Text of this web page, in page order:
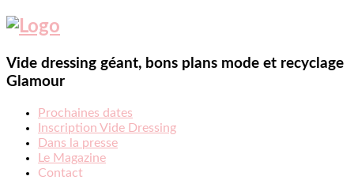
Vide dressing géant, bons plans mode et recyclage
Glamour
Prochaines dates
Inscription Vide Dressing
Dans la presse
Le Magazine
Contact